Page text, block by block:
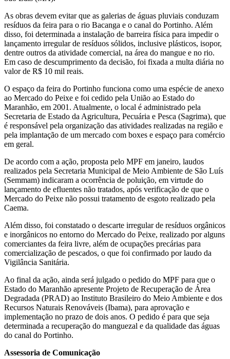
As obras devem evitar que as galerias de águas pluviais conduzam
resíduos da feira para o rio Bacanga e o canal do Portinho. Além
disso, foi determinada a instalação de barreira física para impedir o
lançamento irregular de resíduos sólidos, inclusive plásticos, isopor,
dentre outros da atividade comercial, na área do mangue e no rio.
Em caso de descumprimento da decisão, foi fixada a multa diária no
valor de R$ 10 mil reais.
O espaço da feira do Portinho funciona como uma espécie de anexo
ao Mercado do Peixe e foi cedido pela União ao Estado do
Maranhão, em 2001. Atualmente, o local é administrado pela
Secretaria de Estado da Agricultura, Pecuária e Pesca (Sagrima), que
é responsável pela organização das atividades realizadas na região e
pela implantação de um mercado com boxes e espaço para comércio
em geral.
De acordo com a ação, proposta pelo MPF em janeiro, laudos
realizados pela Secretaria Municipal de Meio Ambiente de São Luís
(Semmam) indicaram a ocorrência de poluição, em virtude do
lançamento de efluentes não tratados, após verificação de que o
Mercado do Peixe não possui tratamento de esgoto realizado pela
Caema.
Além disso, foi constatado o descarte irregular de resíduos orgânicos
e inorgânicos no entorno do Mercado do Peixe, realizado por alguns
comerciantes da feira livre, além de ocupações precárias para
comercialização de pescados, o que foi confirmado por laudo da
Vigilância Sanitária.
Ao final da ação, ainda será julgado o pedido do MPF para que o
Estado do Maranhão apresente Projeto de Recuperação de Área
Degradada (PRAD) ao Instituto Brasileiro do Meio Ambiente e dos
Recursos Naturais Renováveis (Ibama), para aprovação e
implementação no prazo de dois anos. O pedido é para que seja
determinada a recuperação do manguezal e da qualidade das águas
do canal do Portinho.
Assessoria de Comunicação